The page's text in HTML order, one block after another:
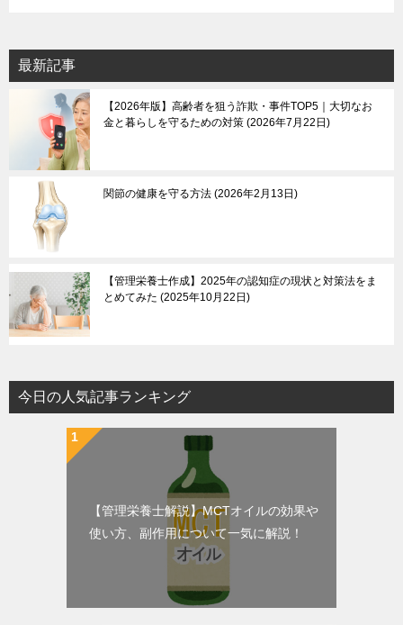
最新記事
【2026年版】高齢者を狙う詐欺・事件TOP5｜大切なお
金と暮らしを守るための対策 2026年7月22日
関節の健康を守る方法 2026年2月13日
【管理栄養士作成】2025年の認知症の現状と対策法をま
とめてみた 2025年10月22日
今日の人気記事ランキング
【管理栄養士解説】MCTオイルの効果や
使い方、副作用について一気に解説！